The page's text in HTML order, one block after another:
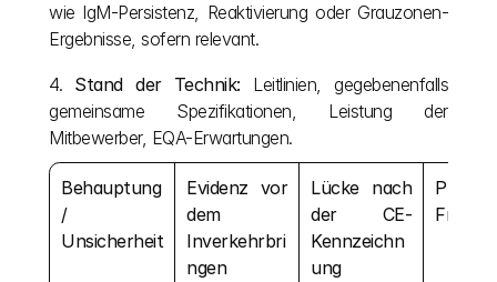
wie IgM-Persistenz, Reaktivierung oder Grauzonen-
Ergebnisse, sofern relevant.
4. Stand der Technik: Leitlinien, gegebenenfalls
gemeinsame Spezifikationen, Leistung der
Mitbewerber, EQA-Erwartungen.
Behauptung
/
Unsicherheit
Evidenz vor
dem
Inverkehrbri
ngen
Lücke nach
der CE-
Kennzeichn
ung
PMPF-
Frage